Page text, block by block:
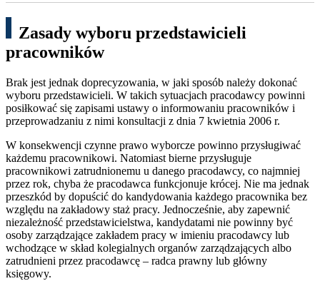
Zasady wyboru przedstawicieli
pracowników
Brak jest jednak doprecyzowania, w jaki sposób należy dokonać
wyboru przedstawicieli. W takich sytuacjach pracodawcy powinni
posiłkować się zapisami ustawy o informowaniu pracowników i
przeprowadzaniu z nimi konsultacji z dnia 7 kwietnia 2006 r.
W konsekwencji czynne prawo wyborcze powinno przysługiwać
każdemu pracownikowi. Natomiast bierne przysługuje
pracownikowi zatrudnionemu u danego pracodawcy, co najmniej
przez rok, chyba że pracodawca funkcjonuje krócej. Nie ma jednak
przeszkód by dopuścić do kandydowania każdego pracownika bez
względu na zakładowy staż pracy. Jednocześnie, aby zapewnić
niezależność przedstawicielstwa, kandydatami nie powinny być
osoby zarządzające zakładem pracy w imieniu pracodawcy lub
wchodzące w skład kolegialnych organów zarządzających albo
zatrudnieni przez pracodawcę – radca prawny lub główny
księgowy.